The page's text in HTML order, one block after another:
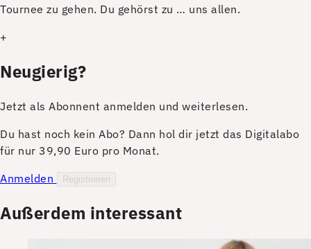
Tournee zu gehen. Du gehörst zu … uns allen.
+
Neugierig?
Jetzt als Abonnent anmelden und weiterlesen.
Du hast noch kein Abo? Dann hol dir jetzt das Digitalabo
für nur 39,90 Euro pro Monat.
Anmelden
Registrieren
Außerdem interessant